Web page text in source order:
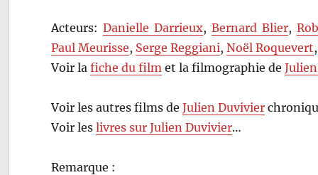
Acteurs:Danielle Darrieux,Bernard Blier,
Paul Meurisse, Serge Reggiani,Noël Roquevert
Voir lafiche du film et la filmographie de
Voir les autres films deJulien Duvivier
Voir leslivres sur Julien Duvivier…
Remarque :